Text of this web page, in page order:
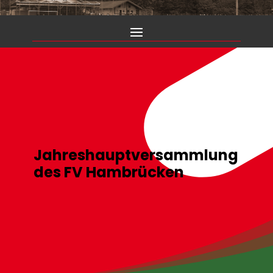
Jahreshauptversammlung
des FV Hambrücken